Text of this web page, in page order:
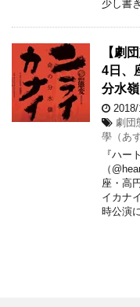
少し書
【劇
4日、
分水
劇団
學（あ
『ハー
（
座・高
イカナ
時公演